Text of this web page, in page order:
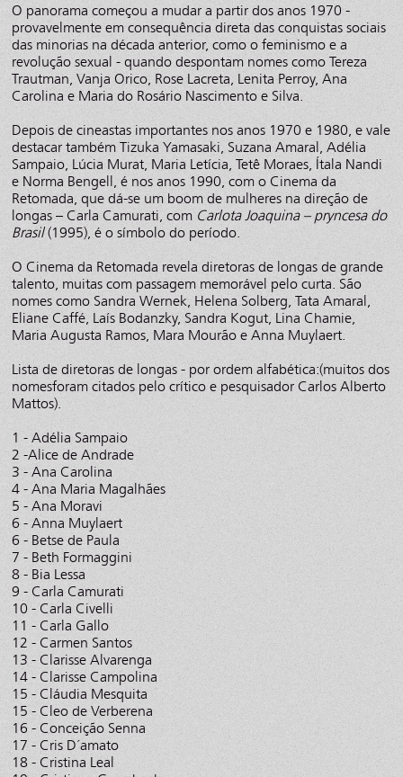
O panorama começou a mudar a partir dos anos 1970 -
provavelmente em consequência direta das conquistas sociais
das minorias na década anterior, como o feminismo e a
revolução sexual - quando despontam nomes como Tereza
Trautman, Vanja Orico, Rose Lacreta, Lenita Perroy, Ana
Carolina e Maria do Rosário Nascimento e Silva.
Depois de cineastas importantes nos anos 1970 e 1980, e vale
destacar também Tizuka Yamasaki, Suzana Amaral, Adélia
Sampaio, Lúcia Murat, Maria Letícia, Tetê Moraes, Ítala Nandi
e Norma Bengell, é nos anos 1990, com o Cinema da
Retomada, que dá-se um boom de mulheres na direção de
longas – Carla Camurati, com Carlota Joaquina – pryncesa do
Brasil(1995), é o símbolo do período.
O Cinema da Retomada revela diretoras de longas de grande
talento, muitas com passagem memorável pelo curta. São
nomes como Sandra Wernek, Helena Solberg, Tata Amaral,
Eliane Caffé, Laís Bodanzky, Sandra Kogut, Lina Chamie,
Maria Augusta Ramos, Mara Mourão e Anna Muylaert.
Lista de diretoras de longas - por ordem alfabética:(muitos dos
nomesforam citados pelo crítico e pesquisador Carlos Alberto
Mattos).
1 - Adélia Sampaio
2 -Alice de Andrade
3 - Ana Carolina
4 - Ana Maria Magalhães
5 - Ana Moravi
6 - Anna Muylaert
6 - Betse de Paula
7 - Beth Formaggini
8 - Bia Lessa
9 - Carla Camurati
10 - Carla Civelli
11 - Carla Gallo
12 - Carmen Santos
13 - Clarisse Alvarenga
14 - Clarisse Campolina
15 - Cláudia Mesquita
15 - Cleo de Verberena
16 - Conceição Senna
17 - Cris D´amato
18 - Cristina Leal